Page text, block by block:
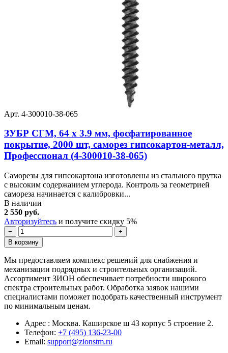
Арт. 4-300010-38-065
ЗУБР СГМ, 64 х 3.9 мм, фосфатированное
покрытие, 2000 шт, саморез гипсокартон-металл,
Профессионал (4-300010-38-065)
Саморезы для гипсокартона изготовлены из стального прутка
с высоким содержанием углерода. Контроль за геометрией
самореза начинается с калибровки...
В наличии
2 550 руб.
Авторизуйтесь и получите скидку 5%
−
+
В корзину
Мы предоставляем комплекс решений для снабжения и
механизации подрядных и строительных организаций.
Ассортимент ЗИОН обеспечивает потребности широкого
спектра строительных работ. Обработка заявок нашими
специалистами поможет подобрать качественный инструмент
по минимальным ценам.
Адрес : Москва. Каширское ш 43 корпус 5 строение 2.
Телефон: +7 (495) 136-23-00
Email: support@zionstm.ru